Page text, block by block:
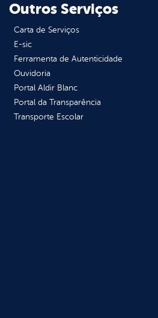
Outros Serviços
Carta de Serviços
E-sic
Ferramenta de Autenticidade
Ouvidoria
Portal Aldir Blanc
Portal da Transparência
Transporte Escolar